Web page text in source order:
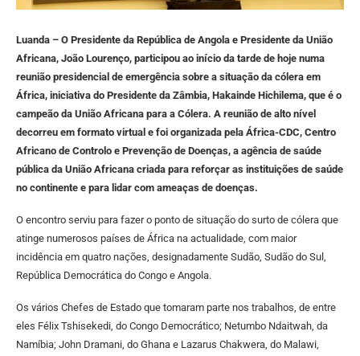
Luanda – O Presidente da República de Angola e Presidente da União
Africana, João Lourenço, participou ao início da tarde de hoje numa
reunião presidencial de emergência sobre a situação da cólera em
África, iniciativa do Presidente da Zâmbia, Hakainde Hichilema, que é o
campeão da União Africana para a Cólera. A reunião de alto nível
decorreu em formato virtual e foi organizada pela África-CDC, Centro
Africano de Controlo e Prevenção de Doenças, a agência de saúde
pública da União Africana criada para reforçar as instituições de saúde
no continente e para lidar com ameaças de doenças.
O encontro serviu para fazer o ponto de situação do surto de cólera que
atinge numerosos países de África na actualidade, com maior
incidência em quatro nações, designadamente Sudão, Sudão do Sul,
República Democrática do Congo e Angola.
Os vários Chefes de Estado que tomaram parte nos trabalhos, de entre
eles Félix Tshisekedi, do Congo Democrático; Netumbo Ndaitwah, da
Namíbia; John Dramani, do Ghana e Lazarus Chakwera, do Malawi,